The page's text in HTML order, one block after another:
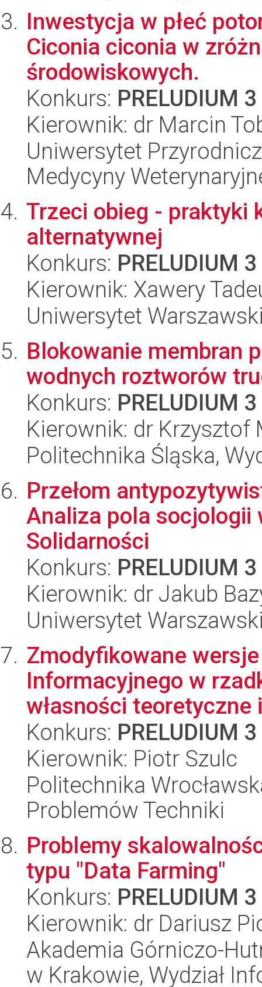
Inwestycja w płeć
Ciconia ciconia w
środowiskowych.
Konkurs: PRELUDIUM 3
Kierownik: dr Marcin
Uniwersytet
Medycyny
Trzeci obieg - praktyki
alternatywnej
Konkurs: PRELUDIUM 3
Kierownik: Xawery
Uniwersytet
Blokowanie membran
wodnych roztworów
Konkurs: PRELUDIUM 3
Kierownik: dr Krzysztof
Politechnika Śląska,
Przełom
Analiza pola socjologii
Solidarności
Konkurs: PRELUDIUM 3
Kierownik: dr Jakub
Uniwersytet
Zmodyfikowane
Informacyjnego w
własności teoretyczne
Konkurs: PRELUDIUM 3
Kierownik: Piotr Szulc
Politechnika
Problemów Techniki
Problemy
typu "Data Farming"
Konkurs: PRELUDIUM 3
Kierownik: dr Dariusz
Akademia Górniczo-
w Krakowie, Wydział